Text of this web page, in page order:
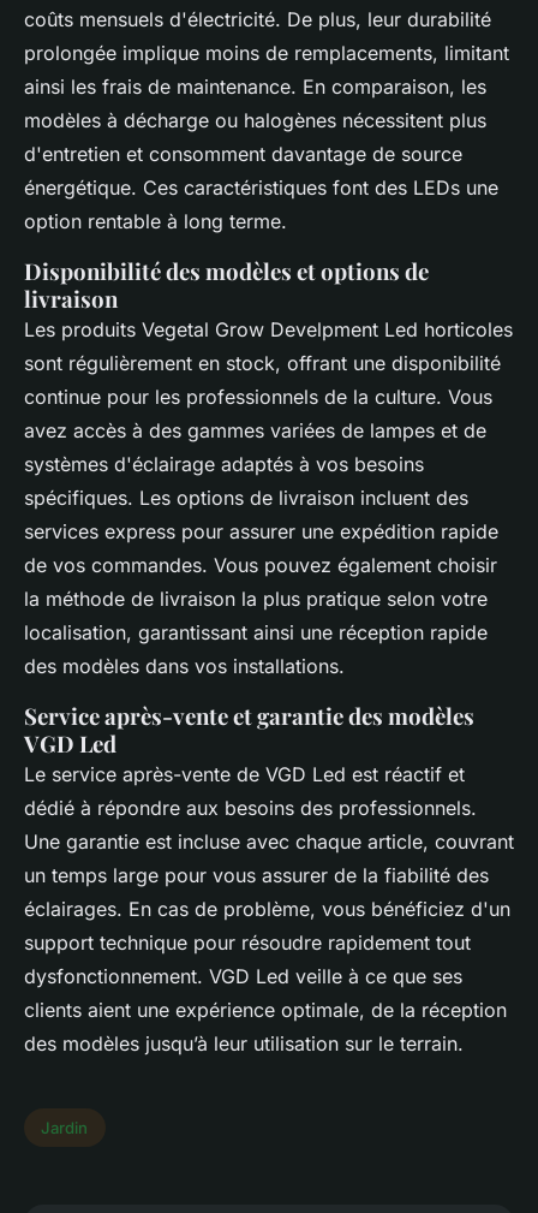
coûts mensuels d'électricité. De plus, leur durabilité
prolongée implique moins de remplacements, limitant
ainsi les frais de maintenance. En comparaison, les
modèles à décharge ou halogènes nécessitent plus
d'entretien et consomment davantage de source
énergétique. Ces caractéristiques font des LEDs une
option rentable à long terme.
Disponibilité des modèles et options de
livraison
Les produits Vegetal Grow Develpment Led horticoles
sont régulièrement en stock, offrant une disponibilité
continue pour les professionnels de la culture. Vous
avez accès à des gammes variées de lampes et de
systèmes d'éclairage adaptés à vos besoins
spécifiques. Les options de livraison incluent des
services express pour assurer une expédition rapide
de vos commandes. Vous pouvez également choisir
la méthode de livraison la plus pratique selon votre
localisation, garantissant ainsi une réception rapide
des modèles dans vos installations.
Service après-vente et garantie des modèles
VGD Led
Le service après-vente de VGD Led est réactif et
dédié à répondre aux besoins des professionnels.
Une garantie est incluse avec chaque article, couvrant
un temps large pour vous assurer de la fiabilité des
éclairages. En cas de problème, vous bénéficiez d'un
support technique pour résoudre rapidement tout
dysfonctionnement. VGD Led veille à ce que ses
clients aient une expérience optimale, de la réception
des modèles jusqu’à leur utilisation sur le terrain.
Jardin